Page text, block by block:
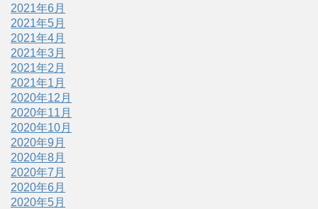
2021年6月
2021年5月
2021年4月
2021年3月
2021年2月
2021年1月
2020年12月
2020年11月
2020年10月
2020年9月
2020年8月
2020年7月
2020年6月
2020年5月